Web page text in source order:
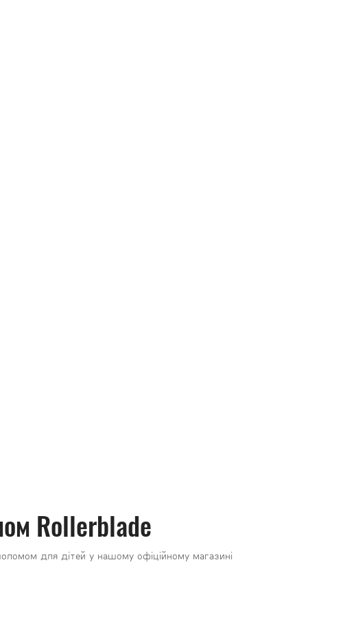
Rollerblade
для дітей у нашому офіційному магазині